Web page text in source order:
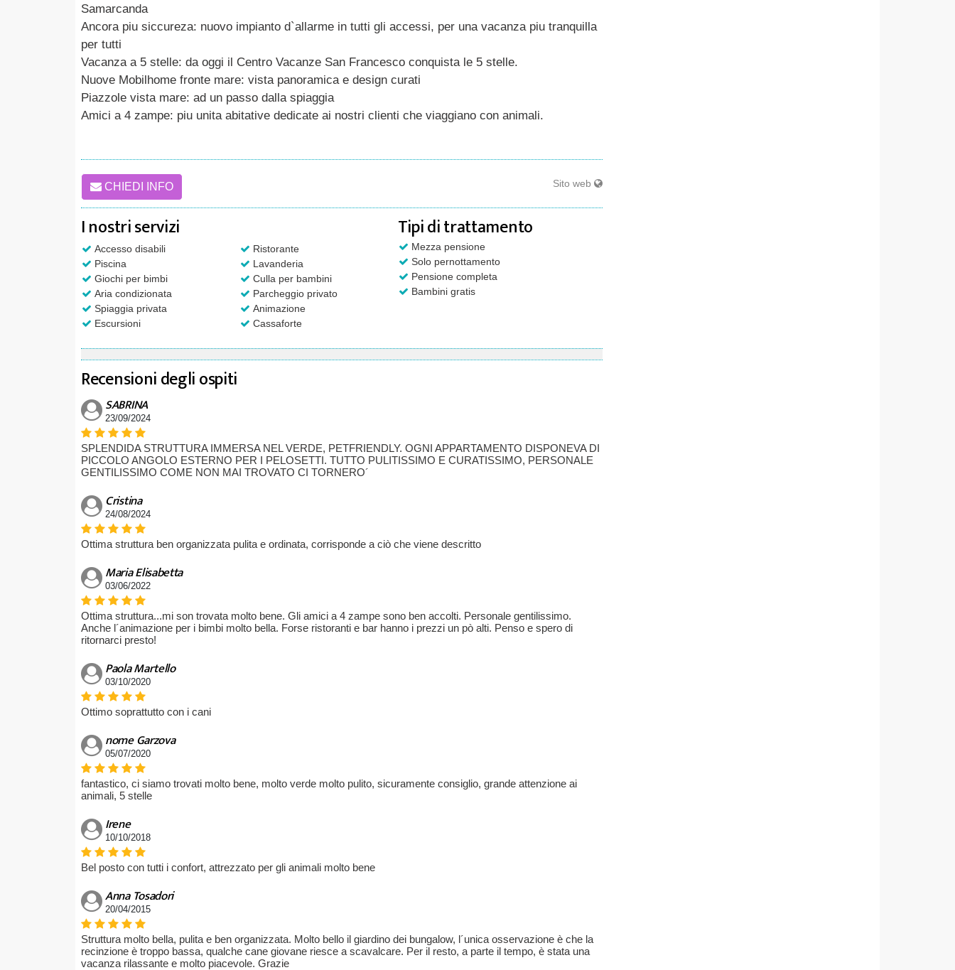
Samarcanda
Ancora piu siccureza: nuovo impianto d`allarme in tutti gli accessi, per una vacanza piu tranquilla
per tutti
Vacanza a 5 stelle: da oggi il Centro Vacanze San Francesco conquista le 5 stelle.
Nuove Mobilhome fronte mare: vista panoramica e design curati
Piazzole vista mare: ad un passo dalla spiaggia
Amici a 4 zampe: piu unita abitative dedicate ai nostri clienti che viaggiano con animali.
CHIEDI INFO Sito web
I nostri servizi
Accesso disabili
Ristorante
Piscina
Lavanderia
Giochi per bimbi
Culla per bambini
Aria condizionata
Parcheggio privato
Spiaggia privata
Animazione
Escursioni
Cassaforte
Tipi di trattamento
Mezza pensione
Solo pernottamento
Pensione completa
Bambini gratis
Recensioni degli ospiti
SABRINA
23/09/2024
SPLENDIDA STRUTTURA IMMERSA NEL VERDE, PETFRIENDLY. OGNI APPARTAMENTO DISPONEVA DI
PICCOLO ANGOLO ESTERNO PER I PELOSETTI. TUTTO PULITISSIMO E CURATISSIMO, PERSONALE
GENTILISSIMO COME NON MAI TROVATO CI TORNERO´
Cristina
24/08/2024
Ottima struttura ben organizzata pulita e ordinata, corrisponde a ciò che viene descritto
Maria Elisabetta
03/06/2022
Ottima struttura...mi son trovata molto bene. Gli amici a 4 zampe sono ben accolti. Personale gentilissimo.
Anche l´animazione per i bimbi molto bella. Forse ristoranti e bar hanno i prezzi un pò alti. Penso e spero di
ritornarci presto!
Paola Martello
03/10/2020
Ottimo soprattutto con i cani
nome Garzova
05/07/2020
fantastico, ci siamo trovati molto bene, molto verde molto pulito, sicuramente consiglio, grande attenzione ai
animali, 5 stelle
Irene
10/10/2018
Bel posto con tutti i confort, attrezzato per gli animali molto bene
Anna Tosadori
20/04/2015
Struttura molto bella, pulita e ben organizzata. Molto bello il giardino dei bungalow, l´unica osservazione è che la
recinzione è troppo bassa, qualche cane giovane riesce a scavalcare. Per il resto, a parte il tempo, è stata una
vacanza rilassante e molto piacevole. Grazie